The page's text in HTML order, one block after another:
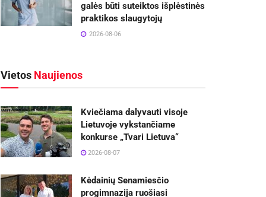
galės būti suteiktos išplėstinės
praktikos slaugytojų
2026-08-06
Vietos Naujienos
Kviečiama dalyvauti visoje
Lietuvoje vykstančiame
konkurse „Tvari Lietuva“
2026-08-07
Kėdainių Senamiesčio
progimnazija ruošiasi